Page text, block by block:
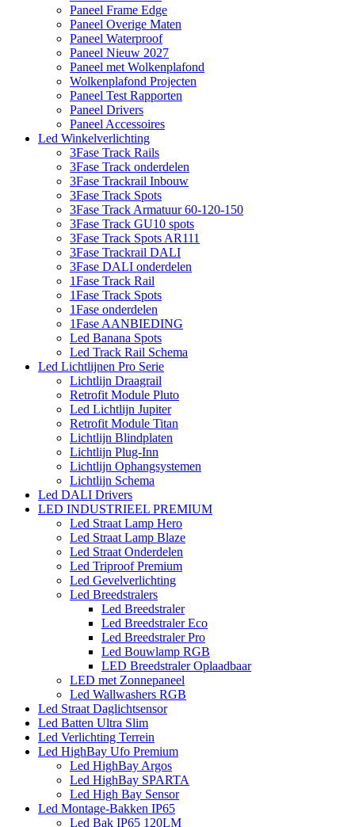
Paneel Frame Edge
Paneel Overige Maten
Paneel Waterproof
Paneel Nieuw 2027
Paneel met Wolkenplafond
Wolkenplafond Projecten
Paneel Test Rapporten
Paneel Drivers
Paneel Accessoires
Led Winkelverlichting
3Fase Track Rails
3Fase Track onderdelen
3Fase Trackrail Inbouw
3Fase Track Spots
3Fase Track Armatuur 60-120-150
3Fase Track GU10 spots
3Fase Track Spots AR111
3Fase Trackrail DALI
3Fase DALI onderdelen
1Fase Track Rail
1Fase Track Spots
1Fase onderdelen
1Fase AANBIEDING
Led Banana Spots
Led Track Rail Schema
Led Lichtlijnen Pro Serie
Lichtlijn Draagrail
Retrofit Module Pluto
Led Lichtlijn Jupiter
Retrofit Module Titan
Lichtlijn Blindplaten
Lichtlijn Plug-Inn
Lichtlijn Ophangsystemen
Lichtlijn Schema
Led DALI Drivers
LED INDUSTRIEEL PREMIUM
Led Straat Lamp Hero
Led Straat Lamp Blaze
Led Straat Onderdelen
Led Triproof Premium
Led Gevelverlichting
Led Breedstralers
Led Breedstraler
Led Breedstraler Eco
Led Breedstraler Pro
Led Bouwlamp RGB
LED Breedstraler Oplaadbaar
LED met Zonnepaneel
Led Wallwashers RGB
Led Straat Daglichtsensor
Led Batten Ultra Slim
Led Verlichting Terrein
Led HighBay Ufo Premium
Led HighBay Argos
Led HighBay SPARTA
Led High Bay Sensor
Led Montage-Bakken IP65
Led Bak IP65 120LM